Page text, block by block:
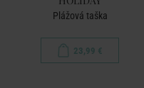
Plážová taška
23,99 €